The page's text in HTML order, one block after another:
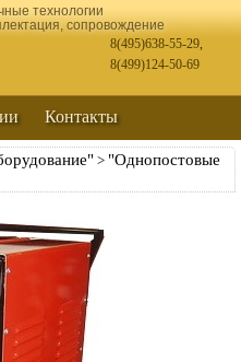
технологии
сопровождение
8(495)638-55-29,
8(499)124-50-69
Контакты
> "Однопостовые